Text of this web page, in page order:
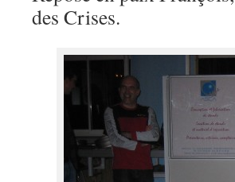
des Crises.